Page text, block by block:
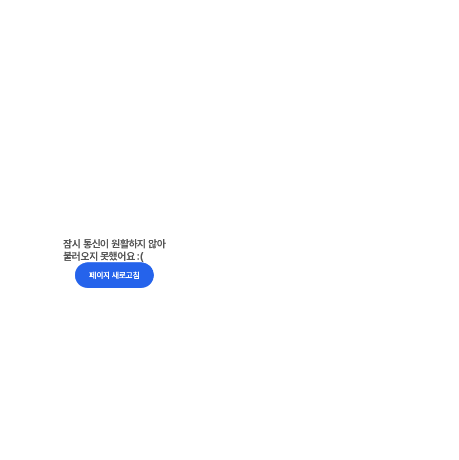
잠시 통신이 원활하지 않아
불러오지 못했어요 :(
페이지 새로고침